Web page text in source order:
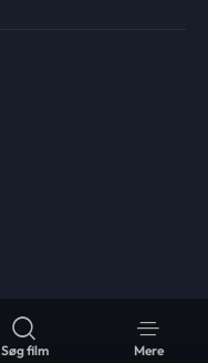
Søg film Mere